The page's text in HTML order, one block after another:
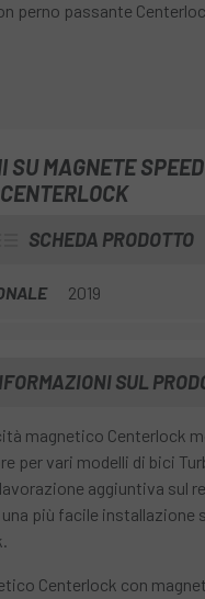
perno passante
SU MAGNETE SPEED
SCHEDA PRODOTTO
2019
SUL
magnetico Centerlock
per vari modelli di bici
aggiuntiva sul
più facile installazione
Centerlock con